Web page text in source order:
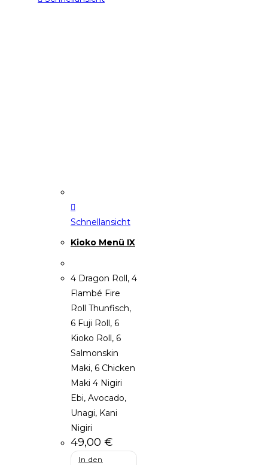
Schnellansicht
Kioko Menü IX
4 Dragon Roll, 4
Flambé Fire
Roll Thunfisch,
6 Fuji Roll, 6
Kioko Roll, 6
Salmonskin
Maki, 6 Chicken
Maki 4 Nigiri
Ebi, Avocado,
Unagi, Kani
Nigiri
49,00 €
In den